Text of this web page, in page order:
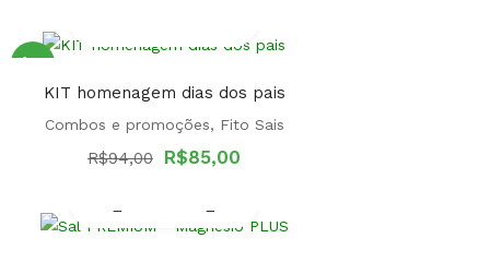
Oferta!
KIT homenagem dias dos pais
Combos e promoções, Fito Sais
R$94,00
O
R$94,00.
R$85,00
R$85,00.